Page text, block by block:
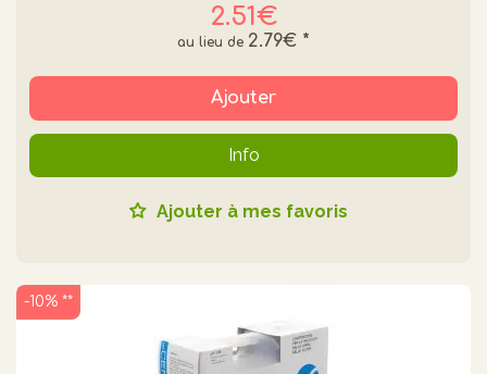
2.51€
2.79€ *
Ajouter
Info
Ajouter à mes favoris
-10% **